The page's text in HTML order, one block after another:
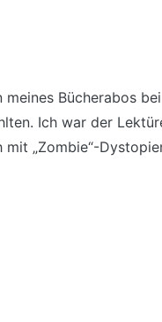
Bücherabos
Ich war der
„Zombie“-